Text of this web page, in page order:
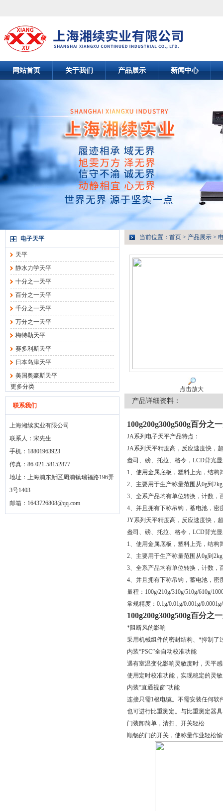
网站首页 关于我们 产品展示 新闻中心
电子天平
天平
静水力学天平
十分之一天平
百分之一天平
千分之一天平
万分之一天平
梅特勒天平
赛多利斯天平
日本岛津天平
美国奥豪斯天平
更多分类
联系我们
上海湘续实业有限公司
联系人：宋先生
手机：18801963923
传真：86-021-58152877
地址：上海浦东新区周浦镇瑞福路196弄
3号1403
邮箱： 1643726808@qq.com
当前位置： 首页 > 产品展示 >
点击放大
产品详细资料：
100g200g300g500g百分之
JA系列电子天平产品特点：
JA系列天平精度高，反应速度快，
盎司、磅、托拉、格令，LCD背光
1、使用金属底板，塑料上壳，结
2、主要用于生产称量范围从0g到
3、全系产品均有单位转换，计数，
4、并且拥有下称吊钩，蓄电池，密
JY系列天平精度高，反应速度快，
盎司、磅、托拉、格令，LCD背光
1、使用金属底板，塑料上壳，结
2、主要用于生产称量范围从0g到
3、全系产品均有单位转换，计数，
4、并且拥有下称吊钩，蓄电池，密
量程：100g/210g/310g/510g/610g/
常规精度：0.1g/0.01g/0.001g/
100g200g300g500g百分之
*阻断风的影响
采用机械组件的密封结构、*抑制了
内装“PSC”全自动校准功能
遇有室温变化影响灵敏度时，天平
使用定时校准功能，实现稳定的灵
内装“直通视窗”功能
连接只需1根电缆。不需安装任何软
也可进行比重测定。与比重测定器
门装卸简单，清扫、开关轻松
顺畅的门的开关，使称量作业轻松